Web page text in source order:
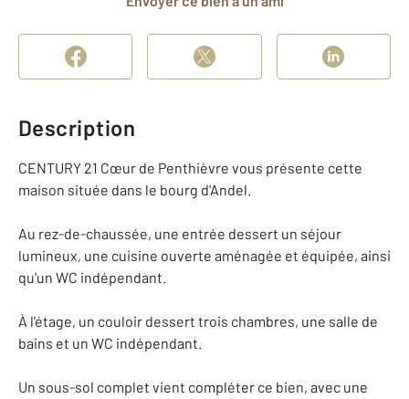
Description
CENTURY 21 Cœur de Penthièvre vous présente cette
maison située dans le bourg d'Andel.
Au rez-de-chaussée, une entrée dessert un séjour
lumineux, une cuisine ouverte aménagée et équipée, ainsi
qu'un WC indépendant.
À l'étage, un couloir dessert trois chambres, une salle de
bains et un WC indépendant.
Un sous-sol complet vient compléter ce bien, avec une